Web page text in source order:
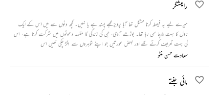
رامیشگر
میرے لیے یہ فیصلہ کرنا مشکل تھا آیا پرویز مجھے پسند ہے یا نہیں۔ کچھ دنوں سے میں اس کے ایک
ناول کا بہت چرچا سن رہا تھا۔ بوڑھے آدمی، جن کی زندگی کا مقصد دعوتوں میں شرکت کرنا ہے، اس
کی بہت تعریف کرتے تھے اور بعض عورتیں جو اپنے شوہروں سے بگڑ چکی تھیں اس
سعادت حسن منٹو
مائی جنتے